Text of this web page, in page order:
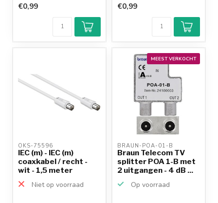
€0,99 €0,99
OKS-75596
IEC (m) - IEC (m)
coaxkabel / recht -
wit - 1,5 meter
Niet op voorraad
MEEST VERKOCHT
BRAUN-POA-01-B
Braun Telecom TV
splitter POA 1-B met
2 uitgangen - 4 dB ...
Op voorraad